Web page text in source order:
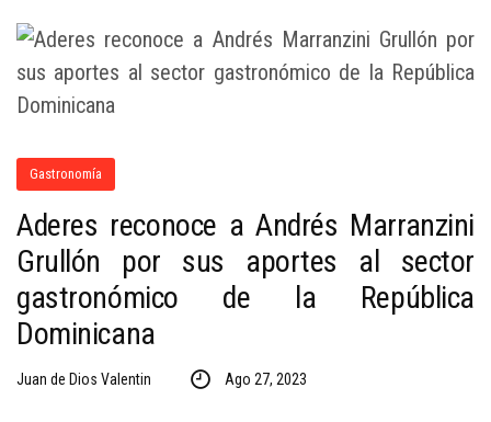
Gastronomía
Aderes reconoce a Andrés Marranzini
Grullón por sus aportes al sector
gastronómico de la República
Dominicana
Juan de Dios Valentin Ago 27, 2023